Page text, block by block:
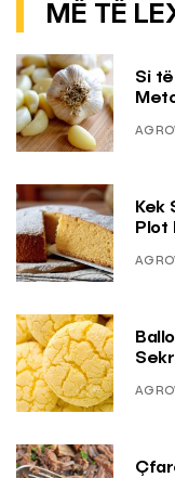
MË TË
Si
Kek
Plot